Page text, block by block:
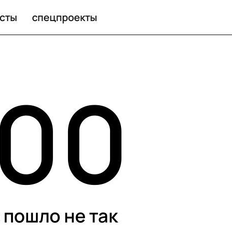
спецпроекты
не так